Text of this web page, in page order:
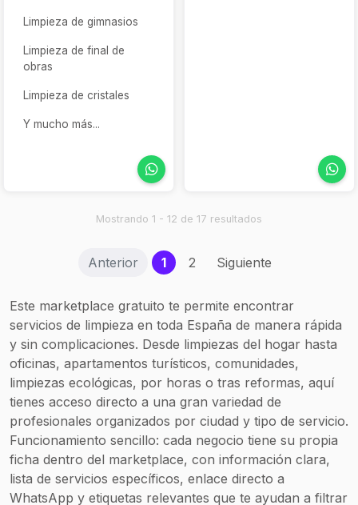
Limpieza de gimnasios
Limpieza de final de
obras
Limpieza de cristales
Y mucho más...
Mostrando 1 - 12 de 17 resultados
Anterior 1(current)
2 Siguiente
Este marketplace gratuito te permite encontrar
servicios de limpieza en toda España de manera rápida
y sin complicaciones. Desde limpiezas del hogar hasta
oficinas, apartamentos turísticos, comunidades,
limpiezas ecológicas, por horas o tras reformas, aquí
tienes acceso directo a una gran variedad de
profesionales organizados por ciudad y tipo de servicio.
Funcionamiento sencillo: cada negocio tiene su propia
ficha dentro del marketplace, con información clara,
lista de servicios específicos, enlace directo a
WhatsApp y etiquetas relevantes que te ayudan a filtrar